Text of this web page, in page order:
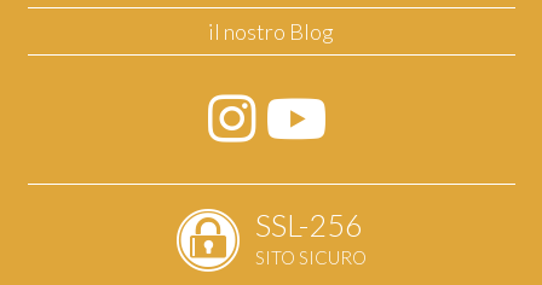
il nostro Blog
SSL-256
SITO SICURO